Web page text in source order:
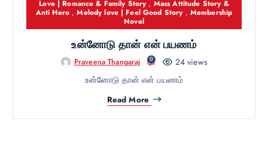
Love | Romance & Family Story, Mass Attitude Story &
Anti Hero,Melody love | Feel Good Story, Membership
Novel
உன்னோடு தான் என் பயணம்
Praveena Thangaraj 0
24 views
உன்னோடு தான் என் பயணம்
Read More